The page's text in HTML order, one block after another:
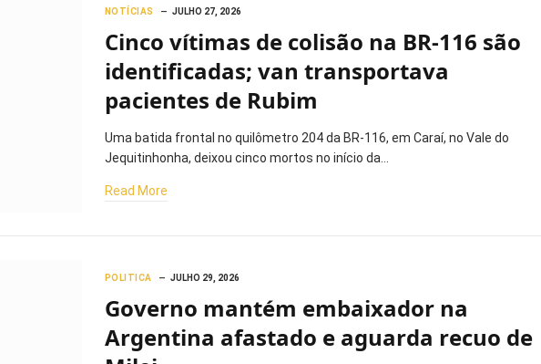
NOTÍCIAS JULHO 27, 2026
Cinco vítimas de colisão na BR-116 são
identificadas; van transportava
pacientes de Rubim
Uma batida frontal no quilômetro 204 da BR-116, em Caraí, no Vale do
Jequitinhonha, deixou cinco mortos no início da…
Read More
POLITICA JULHO 29, 2026
Governo mantém embaixador na
Argentina afastado e aguarda recuo de